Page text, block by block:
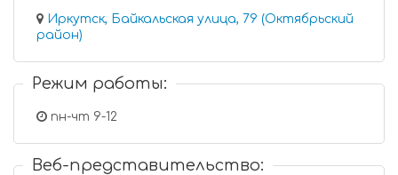
Иркутск, Байкальская улица, 79 (Октябрьский
район)
Режим работы:
пн-чт 9-12
Веб-представительство: